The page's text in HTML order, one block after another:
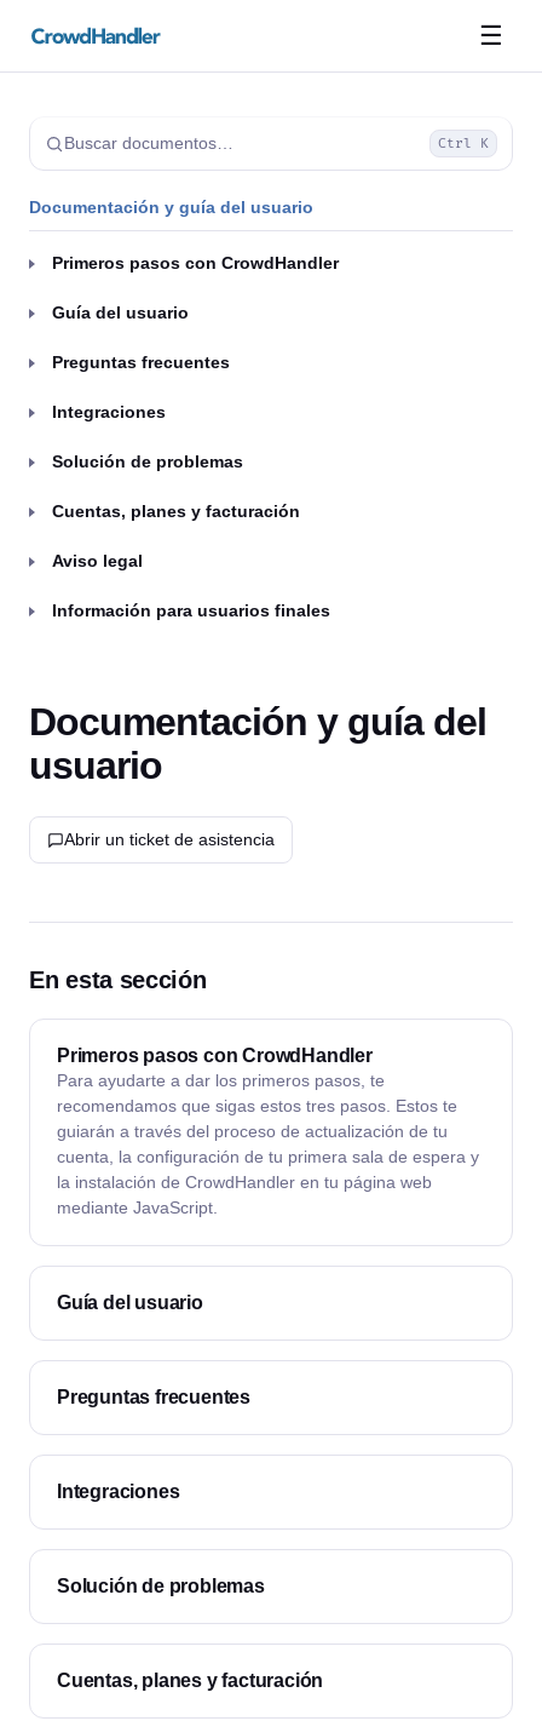
☰
Buscar documentos… Ctrl K
Documentación y guía del usuario
Primeros pasos con CrowdHandler
Guía del usuario
Preguntas frecuentes
Integraciones
Solución de problemas
Cuentas, planes y facturación
Aviso legal
Información para usuarios finales
Documentación y guía del
usuario
Abrir un ticket de asistencia
En esta sección
Primeros pasos con CrowdHandler
Para ayudarte a dar los primeros pasos, te
recomendamos que sigas estos tres pasos. Estos te
guiarán a través del proceso de actualización de tu
cuenta, la configuración de tu primera sala de espera y
la instalación de CrowdHandler en tu página web
mediante JavaScript.
Guía del usuario
Preguntas frecuentes
Integraciones
Solución de problemas
Cuentas, planes y facturación